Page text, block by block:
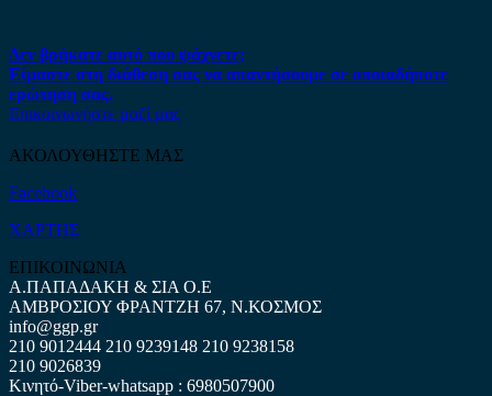
Δεν βρήκατε αυτό που ψάχνετε;
Είμαστε στη διάθεση σας να απαντήσουμε σε οποιαδήποτε
ερώτηση σας.
Επικοινωνήστε μαζί μας
ΑΚΟΛΟΥΘΗΣΤΕ ΜΑΣ
Facebook
ΧΑΡΤΗΣ
ΕΠΙΚΟΙΝΩΝΙΑ
Α.ΠΑΠΑΔΑΚΗ & ΣΙΑ Ο.Ε
ΑΜΒΡΟΣΙΟΥ ΦΡΑΝΤΖΗ 67, Ν.ΚΟΣΜΟΣ
info@ggp.gr
210 9012444 210 9239148 210 9238158
210 9026839
Κινητό-Viber-whatsapp : 6980507900